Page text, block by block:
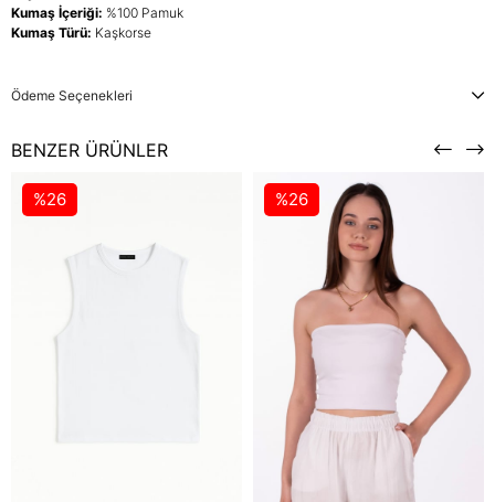
Kumaş İçeriği: %100 Pamuk
Kumaş Türü: Kaşkorse
Ödeme Seçenekleri
BENZER ÜRÜNLER
%26 %26